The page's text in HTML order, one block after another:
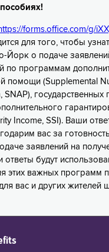
forms.office.com/g/
для того, чтобы
Йорк о подаче
по программам
помощи (Supplemental
SNAP), государственных
Income, SSI). Ваши
вас за
заявлений на
ответы будут
этих важных программ
вас и других жителей